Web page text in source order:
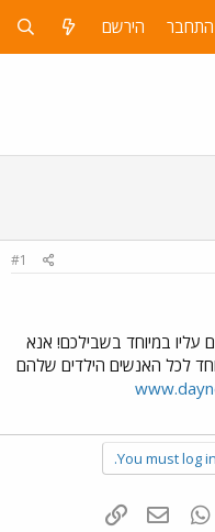
התחבר הירשם
#1
עליו במיוחד בשבילכם! אנא
לכל האנשים הילדים שלהם
You must log
WhatsAppדואר אלקטרוני